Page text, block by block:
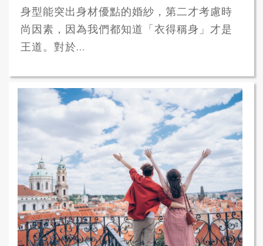
身型能突出身材優點的婚紗，第二才考慮時
尚因素，因為我們都知道「衣得稱身」才是
王道。對於...